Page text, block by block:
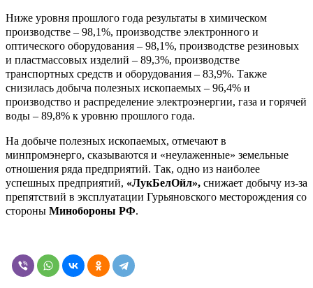
Ниже уровня прошлого года результаты в химическом
производстве – 98,1%, производстве электронного и
оптического оборудования – 98,1%, производстве резиновых
и пластмассовых изделий – 89,3%, производстве
транспортных средств и оборудования – 83,9%. Также
снизилась добыча полезных ископаемых – 96,4% и
производство и распределение электроэнергии, газа и горячей
воды – 89,8% к уровню прошлого года.
На добыче полезных ископаемых, отмечают в
минпромэнерго, сказываются и «неулаженные» земельные
отношения ряда предприятий. Так, одно из наиболее
успешных предприятий, «ЛукБелОйл», снижает добычу из-за
препятствий в эксплуатации Гурьяновского месторождения со
стороны Минобороны РФ.